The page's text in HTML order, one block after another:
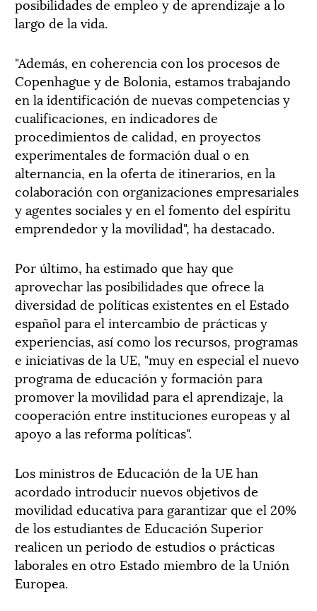
largo de la vida.
"Además, en coherencia con los procesos de
Copenhague y de Bolonia, estamos trabajando
en la identificación de nuevas competencias y
cualificaciones, en indicadores de
procedimientos de calidad, en proyectos
experimentales de formación dual o en
alternancia, en la oferta de itinerarios, en la
colaboración con organizaciones empresariales
y agentes sociales y en el fomento del espíritu
emprendedor y la movilidad", ha destacado.
Por último, ha estimado que hay que
aprovechar las posibilidades que ofrece la
diversidad de políticas existentes en el Estado
español para el intercambio de prácticas y
experiencias, así como los recursos, programas
e iniciativas de la UE, "muy en especial el nuevo
programa de educación y formación para
promover la movilidad para el aprendizaje, la
cooperación entre instituciones europeas y al
apoyo a las reforma políticas".
Los ministros de Educación de la UE han
acordado introducir nuevos objetivos de
movilidad educativa para garantizar que el 20%
de los estudiantes de Educación Superior
realicen un periodo de estudios o prácticas
laborales en otro Estado miembro de la Unión
Europea.